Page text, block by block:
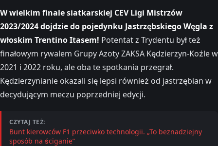
W wielkim finale siatkarskiej CEV Ligi Mistrzów
2023/2024 dojdzie do pojedynku Jastrzębskiego Węgla z
włoskim Trentino Itasem! Potentat z Trydentu był też
finałowym rywalem Grupy Azoty ZAKSA Kędzierzyn-Koźle w
2021 i 2022 roku, ale oba te spotkania przegrał.
Kędzierzynianie okazali się lepsi również od jastrzębian w
decydującym meczu poprzedniej edycji.
CZYTAJ TEŻ:
Bunt kierowców F1 przeciwko technologii. „To beznadziejny
sposób na ściganie”